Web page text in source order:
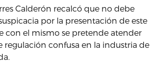
Calderón recalcó que no debe
por la presentación de este
con el mismo se pretende atender
regulación confusa en la industria de